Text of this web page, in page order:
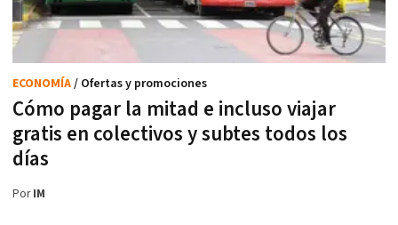
Cómo pagar la mitad e incluso viajar
gratis en colectivos y subtes todos los
días
ECONOMÍA/ Ofertas y promociones
PorIM